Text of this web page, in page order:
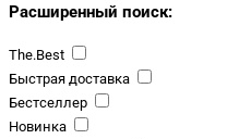
Расширенный поиск:
The.Best
Быстрая доставка
Бестселлер
Новинка